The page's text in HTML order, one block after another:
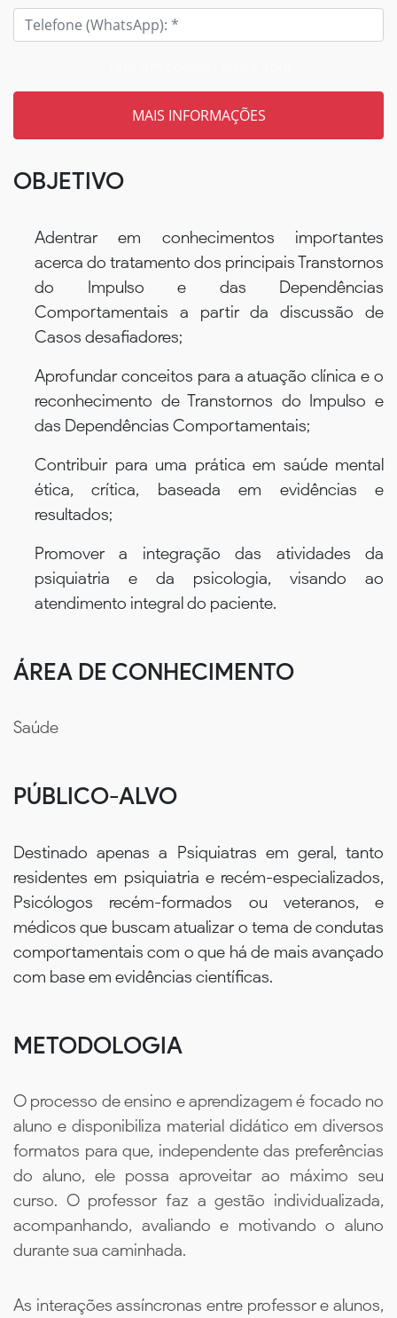
OBJETIVO
Adentrar em conhecimentos importantes
acerca do tratamento dos principais Transtornos
do Impulso e das Dependências
Comportamentais a partir da discussão de
Casos desafiadores;
Aprofundar conceitos para a atuação clínica e o
reconhecimento de Transtornos do Impulso e
das Dependências Comportamentais;
Contribuir para uma prática em saúde mental
ética, crítica, baseada em evidências e
resultados;
Promover a integração das atividades da
psiquiatria e da psicologia, visando ao
atendimento integral do paciente.
ÁREA DE CONHECIMENTO
Saúde
PÚBLICO-ALVO
Destinado apenas a Psiquiatras em geral, tanto
residentes em psiquiatria e recém-especializados,
Psicólogos recém-formados ou veteranos, e
médicos que buscam atualizar o tema de condutas
comportamentais com o que há de mais avançado
com base em evidências científicas.
METODOLOGIA
O processo de ensino e aprendizagem é focado no
aluno e disponibiliza material didático em diversos
formatos para que, independente das preferências
do aluno, ele possa aproveitar ao máximo seu
curso. O professor faz a gestão individualizada,
acompanhando, avaliando e motivando o aluno
durante sua caminhada.
As interações assíncronas entre professor e alunos,